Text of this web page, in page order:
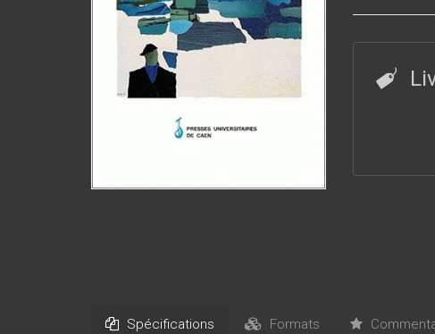
l’histoire
voie vers
Spécifications Formats